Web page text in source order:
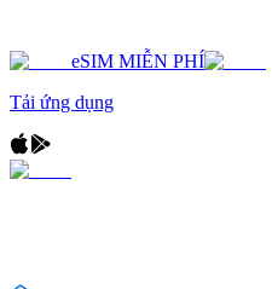
eSIM MIỄN PHÍ
Tải ứng dụng